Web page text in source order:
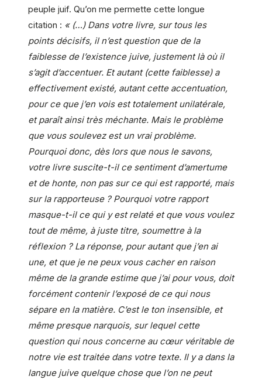
peuple juif. Qu’on me permette cette longue
citation : « (…) Dans votre livre, sur tous les
points décisifs, il n’est question que de la
faiblesse de l’existence juive, justement là où il
s’agit d’accentuer. Et autant (cette faiblesse) a
effectivement existé, autant cette accentuation,
pour ce que j’en vois est totalement unilatérale,
et paraît ainsi très méchante. Mais le problème
que vous soulevez est un vrai problème.
Pourquoi donc, dès lors que nous le savons,
votre livre suscite-t-il ce sentiment d’amertume
et de honte, non pas sur ce qui est rapporté, mais
sur la rapporteuse ? Pourquoi votre rapport
masque-t-il ce qui y est relaté et que vous voulez
tout de même, à juste titre, soumettre à la
réflexion ? La réponse, pour autant que j’en ai
une, et que je ne peux vous cacher en raison
même de la grande estime que j’ai pour vous, doit
forcément contenir l’exposé de ce qui nous
sépare en la matière. C’est le ton insensible, et
même presque narquois, sur lequel cette
question qui nous concerne au cœur véritable de
notre vie est traitée dans votre texte. Il y a dans la
langue juive quelque chose que l’on ne peut